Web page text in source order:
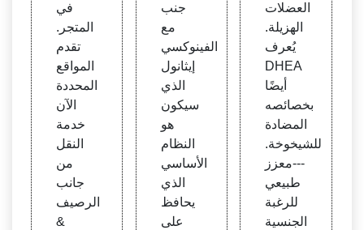
في
المتجر.
تقدم
المواقع
المحددة
الآن
خدمة
النقل
من
جانب
الرصيف
&
جنب
مع
الفينوكسي
إيثانول
الذي
سيكون
هو
النظام
الأساسي
الذي
يحافظ
على
العضلات
الهزيلة.
يُعرف
DHEA
أيضًا
بخصائصه
المضادة
للشيخوخة.
---معزز
طبيعي
للرغبة
الجنسية